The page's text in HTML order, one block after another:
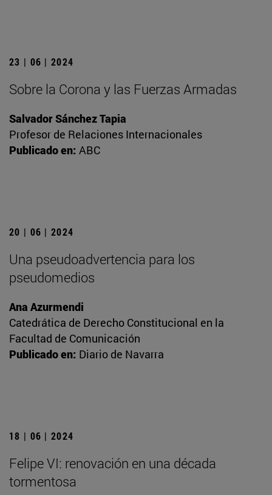
23 | 06 | 2024
Sobre la Corona y las Fuerzas Armadas
Salvador Sánchez Tapia
Profesor de Relaciones Internacionales
Publicado en: ABC
20 | 06 | 2024
Una pseudoadvertencia para los
pseudomedios
Ana Azurmendi
Catedrática de Derecho Constitucional en la
Facultad de Comunicación
Publicado en: Diario de Navarra
18 | 06 | 2024
Felipe VI: renovación en una década
tormentosa